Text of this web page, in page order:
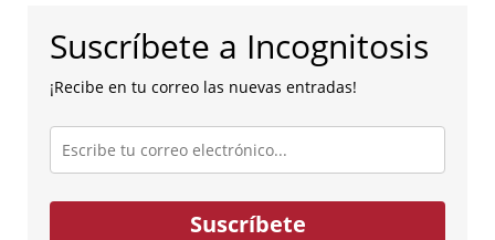
Suscríbete a Incognitosis
¡Recibe en tu correo las nuevas entradas!
Escribe
tu
correo
electrónico...
Suscríbete